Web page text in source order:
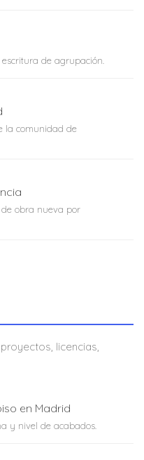
de agrupación.
la comunidad de
de obra nueva por
licencias,
en Madrid
y nivel de acabados.